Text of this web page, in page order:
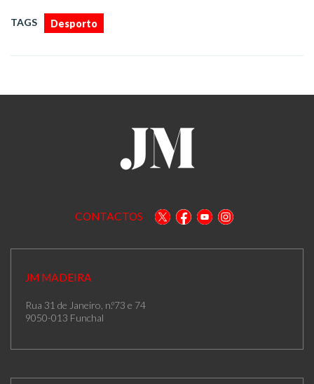
TAGS Desporto
CONTACTOS
JM MADEIRA
Rua 31 de Janeiro, n.º73 e 74
9050-013 Funchal